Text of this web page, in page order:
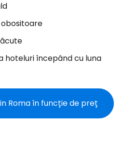
hoteluri începând cu luna
Roma în funcție de preț